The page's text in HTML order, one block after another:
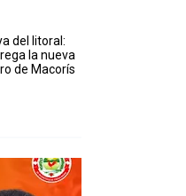
del litoral:
la nueva
de Macorís